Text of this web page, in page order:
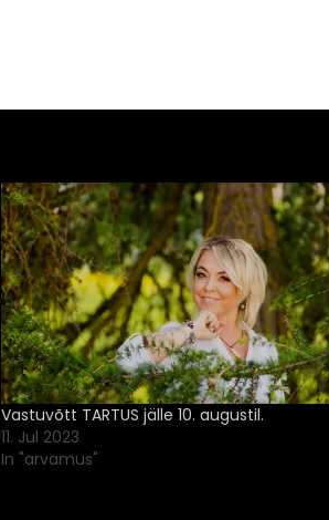
Vastuvõtt TARTUS jälle 10. augustil.
11. Jul 2023
In "arvamus"